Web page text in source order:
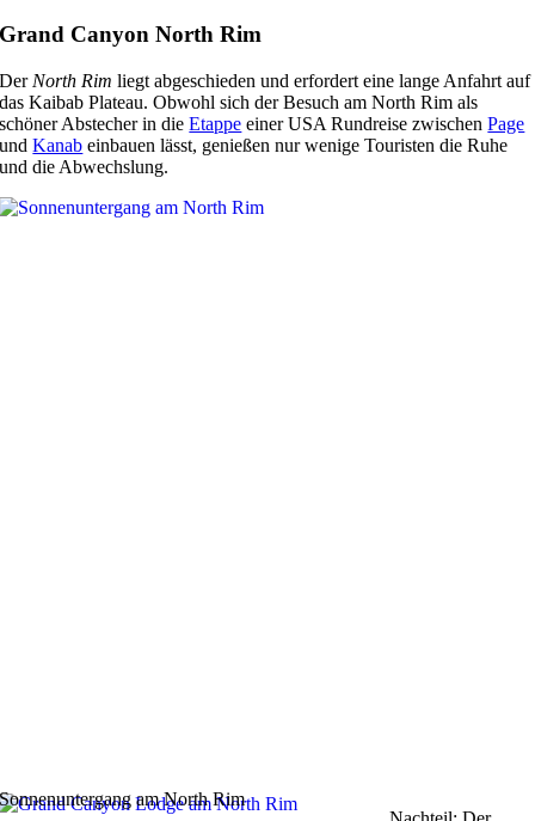
Grand Canyon North Rim
Der North Rim liegt abgeschieden und erfordert eine lange Anfahrt auf
das Kaibab Plateau. Obwohl sich der Besuch am North Rim als
schöner Abstecher in dieEtappe einer USA Rundreise zwischenPage
undKanab einbauen lässt, genießen nur wenige Touristen die Ruhe
und die Abwechslung.
Sonnenuntergang am North Rim